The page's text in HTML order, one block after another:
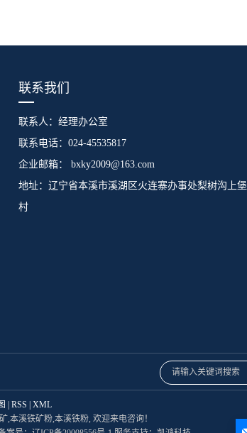
联系我们
联系人：经理办公室
联系电话：024-45535817
企业邮箱： bxky2009@163.com
地址：辽宁省本溪市溪湖区火连寨办事处梨树沟上堡
村
| RSS | XML
本溪铁矿粉 本溪铁粉 , 欢迎来电咨询！